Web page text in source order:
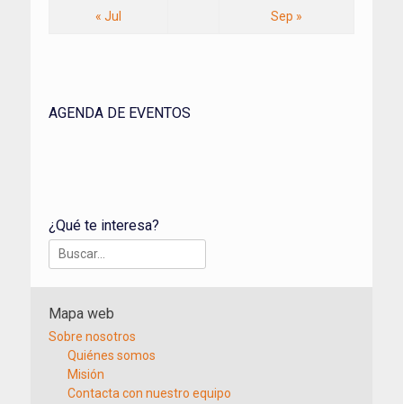
« Jul Sep »
AGENDA DE EVENTOS
¿Qué te interesa?
Buscar:
Mapa web
Sobre nosotros
Quiénes somos
Misión
Contacta con nuestro equipo